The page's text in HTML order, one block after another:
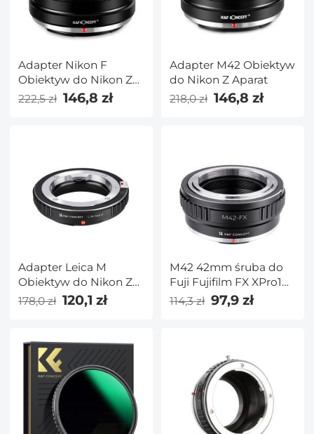
Adapter Nikon F
Obiektyw do Nikon Z
Aparat
222,5 zł 146,8 zł
Adapter M42 Obiektyw
do Nikon Z Aparat
218,0 zł 146,8 zł
Adapter Leica M
Obiektyw do Nikon Z
Aparat
178,0 zł 120,1 zł
M42 42mm śruba do
Fuji Fujifilm FX XPro1
X-Pro1 pierścień
obiektywu
114,3 zł 97,9 zł